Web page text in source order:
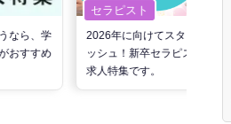
なら、学
おすすめ
セラピスト
2026年に向けてスタートダ
ッシュ！新卒セラピスト向け
求人特集です。